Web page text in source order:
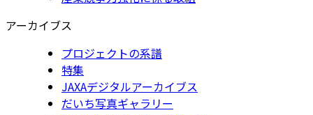
アーカイブス
プロジェクトの系譜
特集
JAXAデジタルアーカイブス
だいち写真ギャラリー